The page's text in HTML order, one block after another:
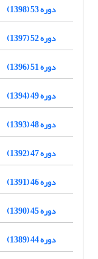
دوره 53 (1398)
دوره 52 (1397)
دوره 51 (1396)
دوره 49 (1394)
دوره 48 (1393)
دوره 47 (1392)
دوره 46 (1391)
دوره 45 (1390)
دوره 44 (1389)